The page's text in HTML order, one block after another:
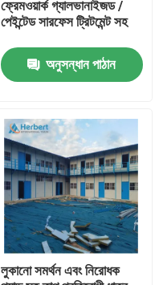
ফ্রেমওয়ার্ক গ্যালভানাইজড /
পেইন্টেড সারফেস ট্রিটমেন্ট সহ
অনুসন্ধান পাঠান
লুকানো সমর্থন এবং নিরোধক